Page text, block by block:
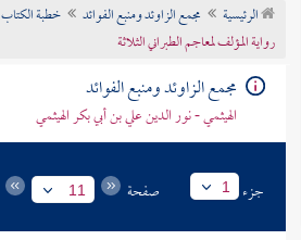
تراجم الأعلام
الرئيسية مجمع الزاوئد ومنبع الفوائد
خطبة الكتاب
رواية المؤلف لمعاجم الطبراني الثلاثة
مجمع الزاوئد ومنبع الفوائد
الهيثمي - نور الدين علي بن أبي بكر الهيثمي
جزء 1 صفحة 11